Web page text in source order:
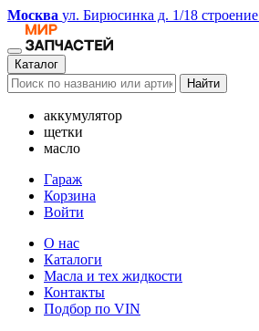
Москва ул. Бирюсинка д. 1/18 строение
Каталог
Найти
аккумулятор
щетки
масло
Гараж
Корзина
Войти
О нас
Каталоги
Масла и тех жидкости
Контакты
Подбор по VIN